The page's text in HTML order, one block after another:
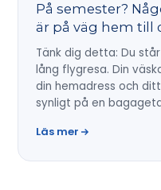
På semester?
är på väg hem till
Tänk dig detta: Du
lång flygresa. Din
din hemadress och
synligt på en
Läs mer